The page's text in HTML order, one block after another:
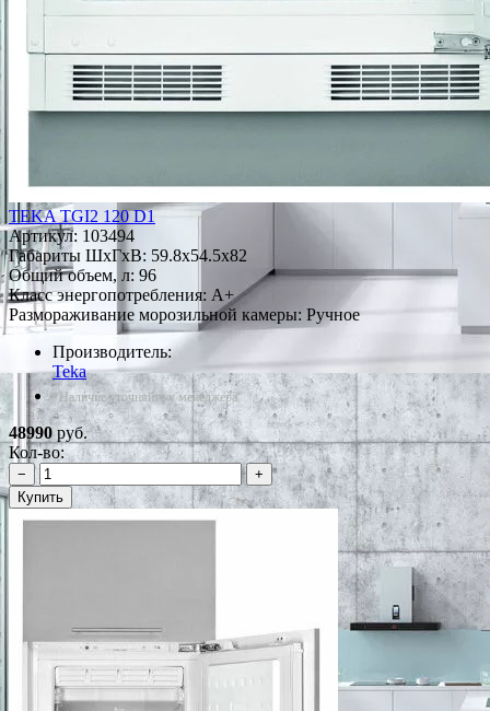
TEKA TGI2 120 D1
Артикул:103494
Габариты ШxГxВ: 59.8x54.5x82
Общий объем, л: 96
Класс энергопотребления: A+
Размораживание морозильной камеры: Ручное
Производитель:
Teka
*Наличие уточняйте у менеджера
48990 руб.
Кол-во:
−
+
Купить